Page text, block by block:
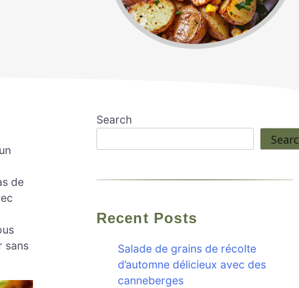
de
sans
Search
Recent Posts
Salade de grains de récolte
d’automne délicieux avec des
canneberges